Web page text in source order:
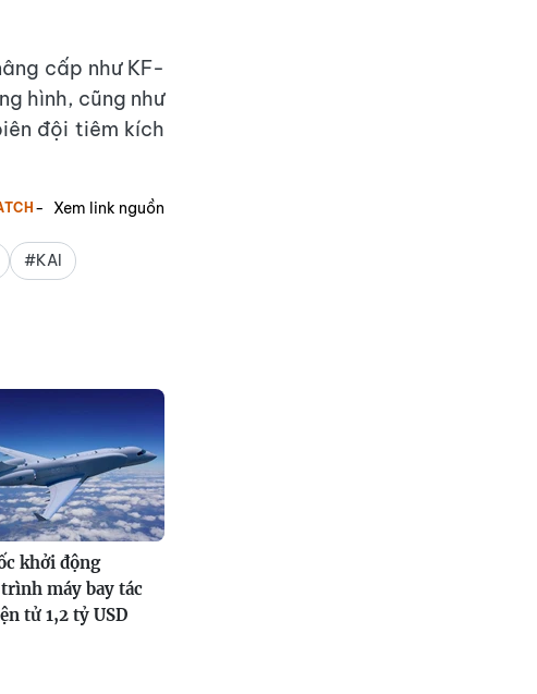
cấp như KF-
hình, cũng như
đội tiêm kích
Xem link nguồn
#KAI
khởi động
máy bay tác
tử 1,2 tỷ USD